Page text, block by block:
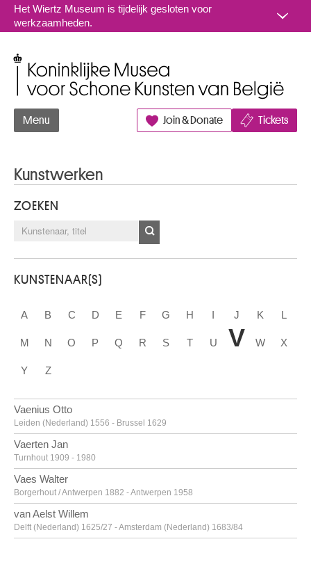
Naar inhoud
Het Wiertz Museum is tijdelijk gesloten voor
werkzaamheden.
Menu Join & Donate Tickets
Kunstwerken
ZOEKEN
KUNSTENAAR(S)
A B C D E F G H I J K L
M N O P Q R S T U V W X
Y Z
Vaenius Otto
Leiden (Nederland) 1556 - Brussel 1629
Vaerten Jan
Turnhout 1909 - 1980
Vaes Walter
Borgerhout / Antwerpen 1882 - Antwerpen 1958
van Aelst Willem
Delft (Nederland) 1625/27 - Amsterdam (Nederland) 1683/84